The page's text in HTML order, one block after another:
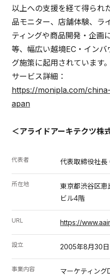
以上への支援を経て得られ
品モニター、店舗体験、ラ
ティングや商品開発・企画
等、幅広い越境EC・イン
グ施策に起用されています。
サービス詳細：
https://monipla.com/
apan
＜アライドアーキテクツ
代表者 代表取締役社
所在地
東京都渋谷区
ビル4階
URL https://
設立 2005年8月30日
事業内容 マーケティング